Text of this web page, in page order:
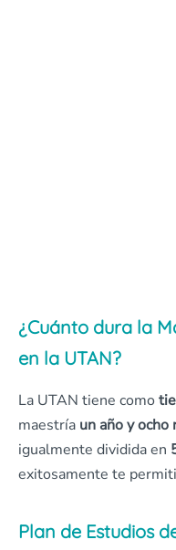
¿Cuánto dura la
en la UTAN?
La UTAN tiene como
maestría un año y ocho
igualmente dividida en
exitosamente te
Plan de Estudios